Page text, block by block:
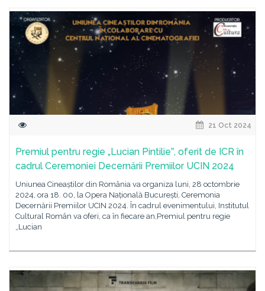
21 Oct 2024
Premiul pentru regie „Lucian Pintilieˮ, oferit de ICR în
cadrul Ceremoniei Decernării Premiilor UCIN 2024
Uniunea Cineaștilor din România va organiza luni, 28 octombrie
2024, ora 18. 00, la Opera Națională București, Ceremonia
Decernării Premiilor UCIN 2024. În cadrul evenimentului, Institutul
Cultural Român va oferi, ca în fiecare an,Premiul pentru regie
„Lucian